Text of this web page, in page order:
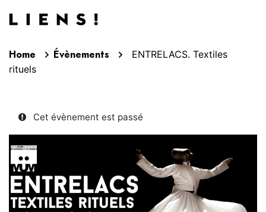
Home Évènements
ENTRELACS. Textiles
rituels
Cet évènement est passé